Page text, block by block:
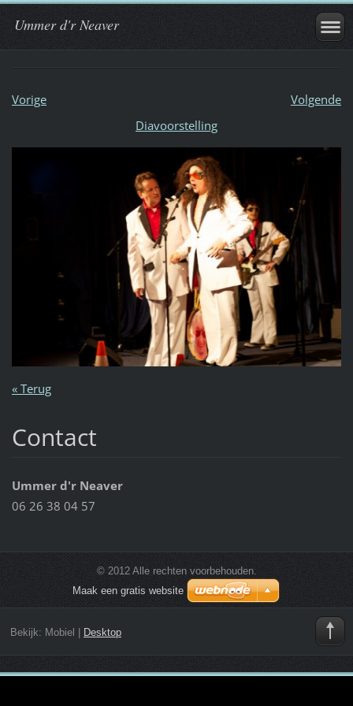
Ummer d'r Neaver
Vorige
Volgende
Diavoorstelling
« Terug
Contact
Ummer d'r Neaver
06 26 38 04 57
© 2012 Alle rechten voorbehouden.
Maak een gratis website
Bekijk: Mobiel | Desktop